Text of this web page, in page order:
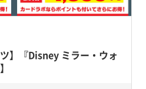
】『Disney ミラー・ウォ